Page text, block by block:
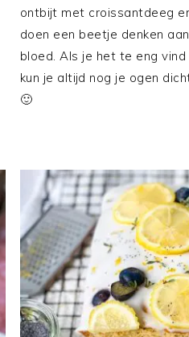
ontbijt met croissantdeeg
doen een beetje denken
bloed. Als je het te eng
kun je altijd nog je ogen
🙂